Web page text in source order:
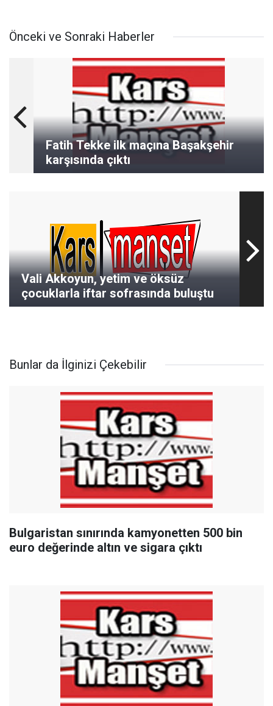
Önceki ve Sonraki Haberler
Fatih Tekke ilk maçına Başakşehir
karşısında çıktı
Vali Akkoyun, yetim ve öksüz
çocuklarla iftar sofrasında buluştu
Bunlar da İlginizi Çekebilir
Bulgaristan sınırında kamyonetten 500 bin
euro değerinde altın ve sigara çıktı